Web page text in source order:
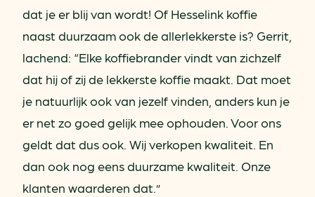
dat je er blij van wordt! Of Hesselink koffie
naast duurzaam ook de allerlekkerste is? Gerrit,
lachend: “Elke koffiebrander vindt van zichzelf
dat hij of zij de lekkerste koffie maakt. Dat moet
je natuurlijk ook van jezelf vinden, anders kun je
er net zo goed gelijk mee ophouden. Voor ons
geldt dat dus ook. Wij verkopen kwaliteit. En
dan ook nog eens duurzame kwaliteit. Onze
klanten waarderen dat.”